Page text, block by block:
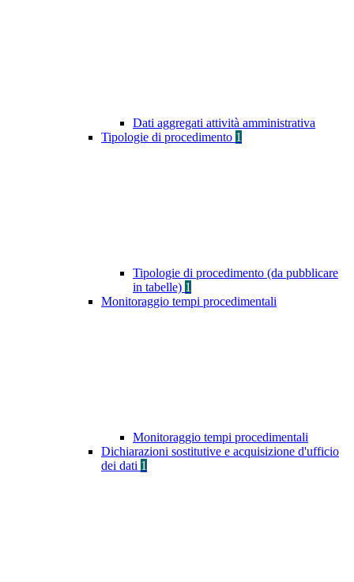
Dati aggregati attività amministrativa
Tipologie di procedimento 1
Tipologie di procedimento (da pubblicare
in tabelle) 1
Monitoraggio tempi procedimentali
Monitoraggio tempi procedimentali
Dichiarazioni sostitutive e acquisizione d'ufficio
dei dati 1